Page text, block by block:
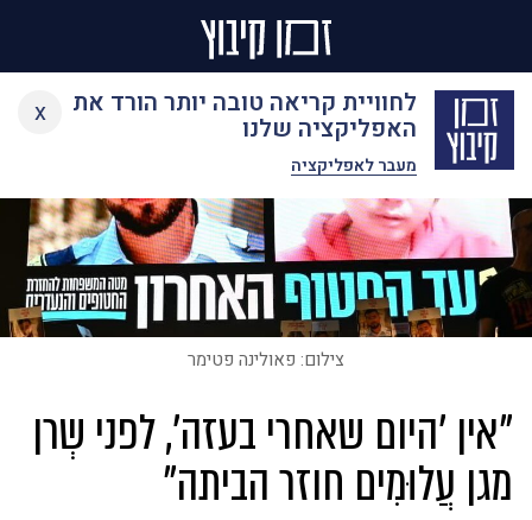
לחוויית קריאה טובה יותר הורד את
האפליקציה שלנו
מעבר לאפליקציה
x
Skip
content
צילום: פאולינה פטימר
"אין ׳היום שאחרי בעזה׳, לפני שְרן
מגן עֲלוּמִים חוזר הביתה"